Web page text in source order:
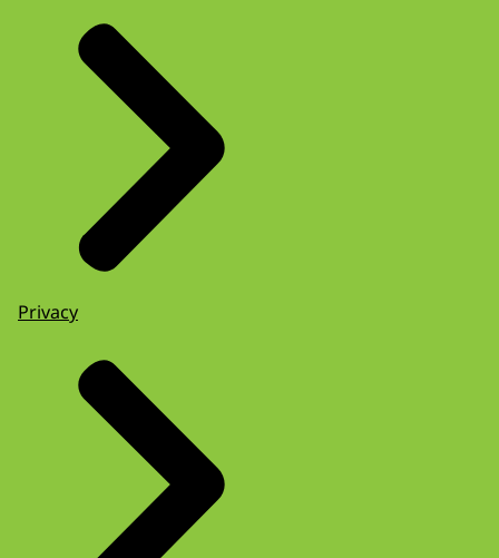
Privacy